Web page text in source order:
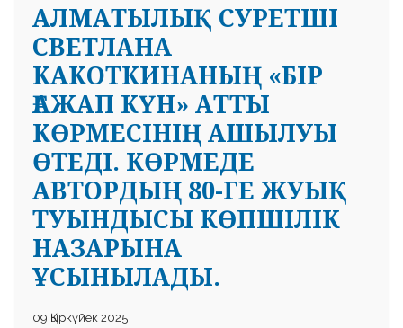
АЛМАТЫЛЫҚ СУРЕТШІ
СВЕТЛАНА
КАКОТКИНАНЫҢ «БІР
ҒАЖАП КҮН» АТТЫ
КӨРМЕСІНІҢ АШЫЛУЫ
ӨТЕДІ. КӨРМЕДЕ
АВТОРДЫҢ 80-ГЕ ЖУЫҚ
ТУЫНДЫСЫ КӨПШІЛІК
НАЗАРЫНА
ҰСЫНЫЛАДЫ.
09 Қыркүйек 2025